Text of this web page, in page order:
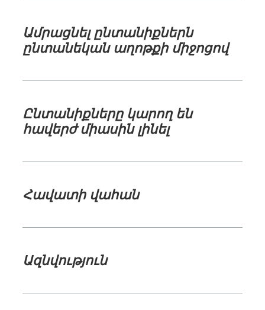
Ամրացնել ընտանիքներն
ընտանեկան աղոթքի միջոցով
Ընտանիքները կարող են
հավերժ միասին լինել
Հավատի վահան
Ազնվություն